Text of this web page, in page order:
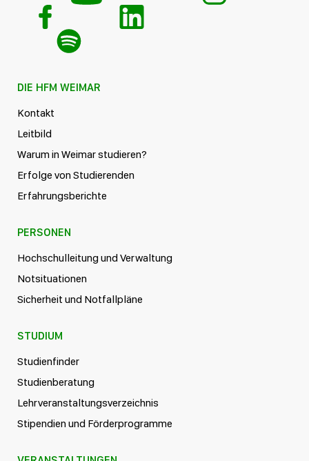
DIE HFM WEIMAR
Kontakt
Leitbild
Warum in Weimar studieren?
Erfolge von Studierenden
Erfahrungsberichte
PERSONEN
Hochschulleitung und Verwaltung
Notsituationen
Sicherheit und Notfallpläne
STUDIUM
Studienfinder
Studienberatung
Lehrveranstaltungsverzeichnis
Stipendien und Förderprogramme